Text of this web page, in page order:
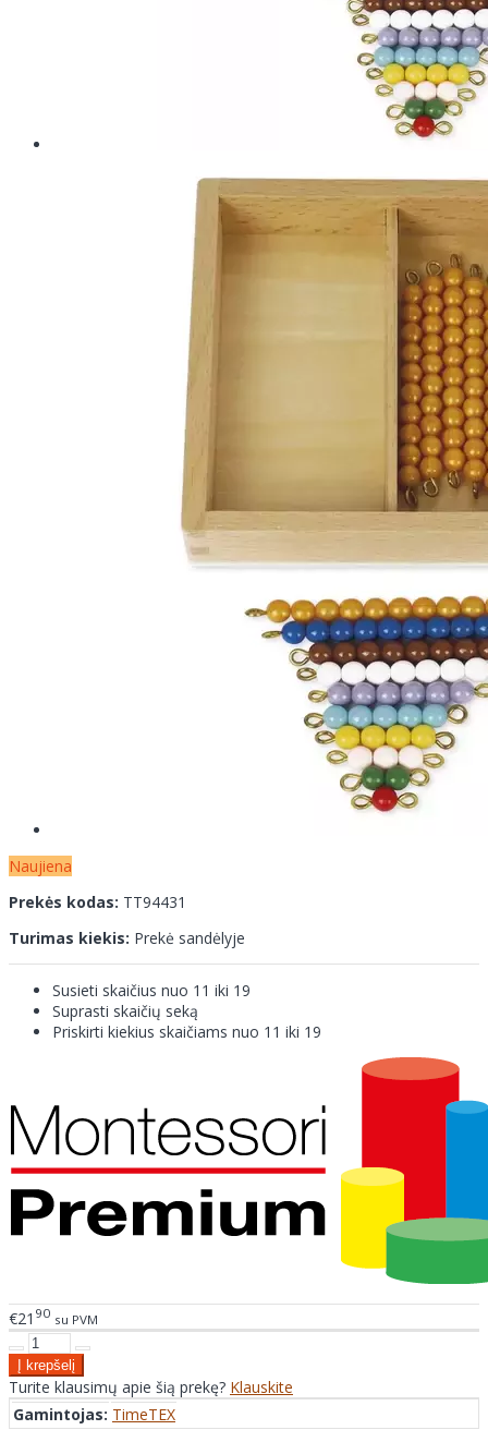
Naujiena
Prekės kodas: TT94431
Turimas kiekis: Prekė sandėlyje
Susieti skaičius nuo 11 iki 19
Suprasti skaičių seką
Priskirti kiekius skaičiams nuo 11 iki 19
€21 90 su PVM
Turite klausimų apie šią prekę? Klauskite
Gamintojas: TimeTEX